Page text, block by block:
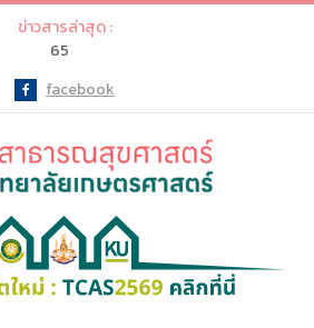
ข่าวสารล่าสุด :
65
Facebook
facebook